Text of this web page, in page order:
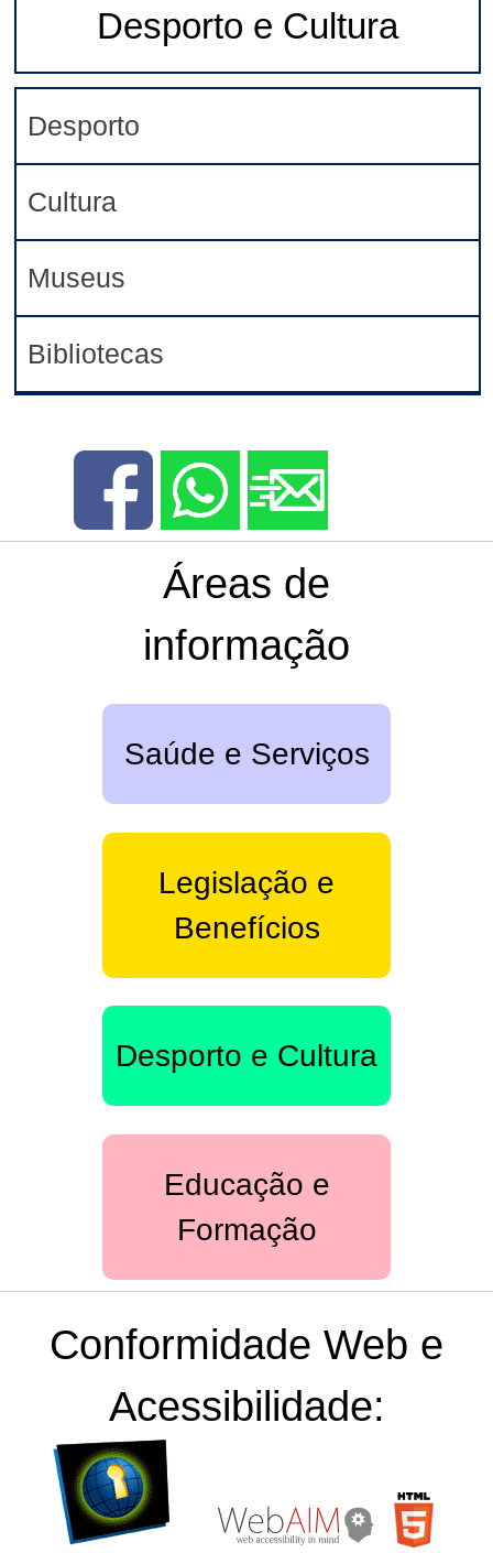
Desporto e Cultura
Desporto
Cultura
Museus
Bibliotecas
Áreas de
informação
Saúde e Serviços
Legislação e
Benefícios
Desporto e Cultura
Educação e
Formação
Conformidade Web e
Acessibilidade: